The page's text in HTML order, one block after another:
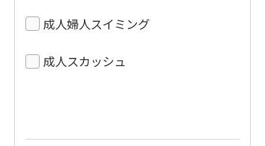
成人婦人スイミング
成人スカッシュ